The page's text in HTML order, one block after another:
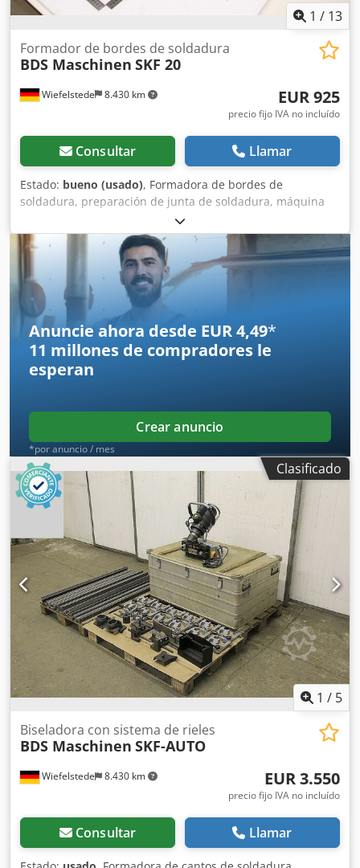
1 / 13
Wiefelstede 8.430 km
Formador de bordes de soldadura
BDS Maschinen SKF 20
EUR 925
precio fijo IVA no incluído
Consultar Llamar
Estado: bueno (usado), Formadora de bordes de
soldadura, preparación de junta de soldadura, máquina
formadora de cantos de soldadura, fresadora de cantos,
fresadora móvil - Fabricante: BDS, formadora de bordes de
soldadura/fresadora de cantos - Tipo: SKF 20 - Potencia:
1,1 kW - Accesorios: ver fotos Dkedpfsx Ehf Nox Amxor -
Dimensiones de la caja: 460/355/H355 mm - Peso total:
29,4 kg
Anuncie ahora desde EUR 4,49*
11 millones de compradores le
esperan
Crear anuncio
*por anuncio / mes
Clasificado
1 / 5
Wiefelstede 8.430 km
Biseladora con sistema de rieles
BDS Maschinen SKF-AUTO
EUR 3.550
precio fijo IVA no incluído
Consultar Llamar